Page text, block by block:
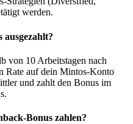
werden.
von 10 Arbeitstagen nach
Rate auf dein Mintos-Konto
und zahlt den Bonus im
Bonus zahlen?